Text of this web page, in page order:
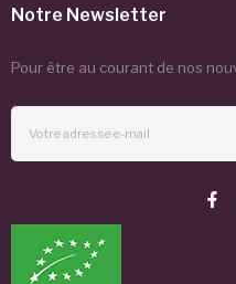
Notre Newsletter
Pour être au courant de nos